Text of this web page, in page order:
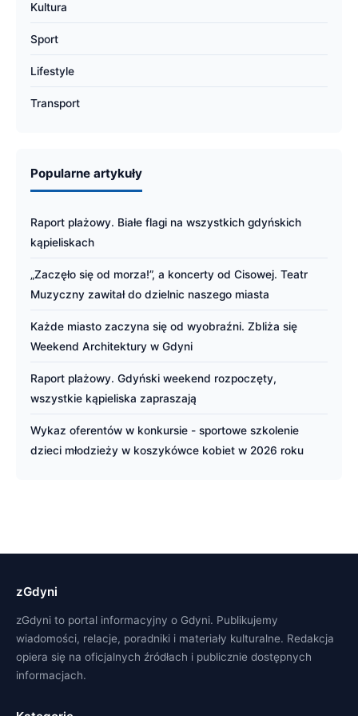
Kultura
Sport
Lifestyle
Transport
Popularne artykuły
Raport plażowy. Białe flagi na wszystkich gdyńskich
kąpieliskach
„Zaczęło się od morza!”, a koncerty od Cisowej. Teatr
Muzyczny zawitał do dzielnic naszego miasta
Każde miasto zaczyna się od wyobraźni. Zbliża się
Weekend Architektury w Gdyni
Raport plażowy. Gdyński weekend rozpoczęty,
wszystkie kąpieliska zapraszają
Wykaz oferentów w konkursie - sportowe szkolenie
dzieci młodzieży w koszykówce kobiet w 2026 roku
zGdyni
zGdyni to portal informacyjny o Gdyni. Publikujemy
wiadomości, relacje, poradniki i materiały kulturalne. Redakcja
opiera się na oficjalnych źródłach i publicznie dostępnych
informacjach.